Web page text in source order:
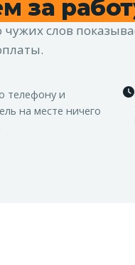
за
слов
телефону и
на месте ничего